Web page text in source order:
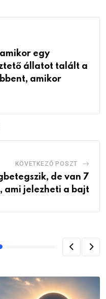
egy
állatot talált a
amikor
KÖVETKEZŐ POSZT
de van 7
ami jelezheti a bajt